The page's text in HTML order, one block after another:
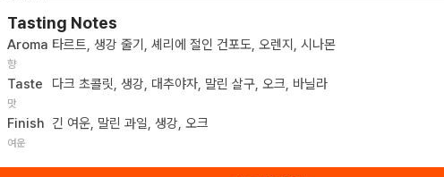
Tasting Notes
Aroma
향
타르트, 생강 줄기, 셰리에 절인 건포도, 오렌지, 시나몬
Taste
맛
다크 초콜릿, 생강, 대추야자, 말린 살구, 오크, 바닐라
Finish
여운
긴 여운, 말린 과일, 생강, 오크